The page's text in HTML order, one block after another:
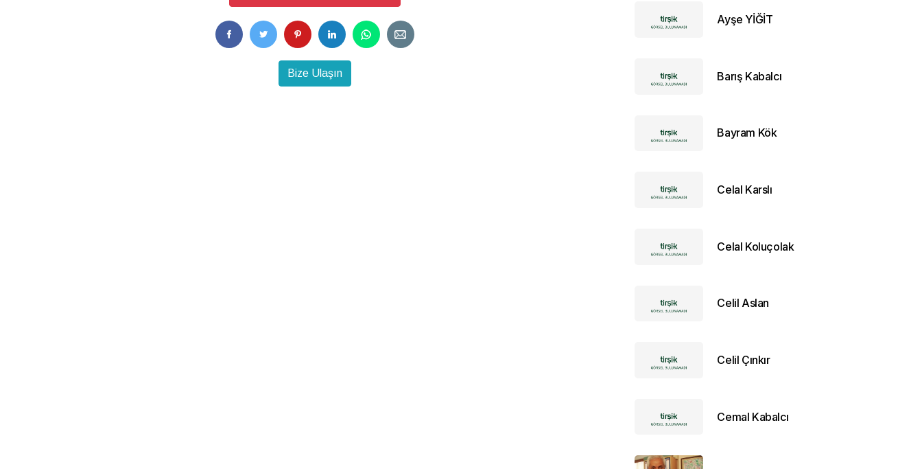
Bize Ulaşın
Ayşe YİĞİT
Barış Kabalcı
Bayram Kök
Celal Karslı
Celal Koluçolak
Celil Aslan
Celil Çınkır
Cemal Kabalcı